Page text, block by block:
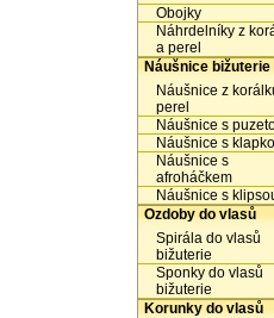
Obojky
Náhrdelníky z
a perel
Náušnice bižuterie
Náušnice z
perel
Náušnice s
Náušnice s
Náušnice s
afroháčkem
Náušnice s
Ozdoby do vlasů
Spirála do vlasů
bižuterie
Sponky do vlasů
bižuterie
Korunky do vlasů